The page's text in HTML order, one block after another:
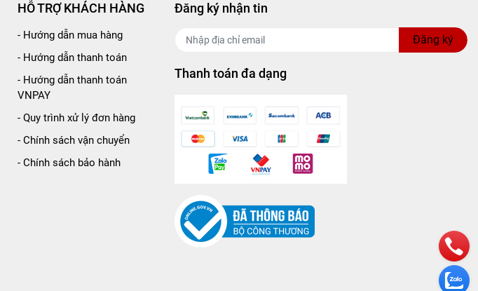
công nghệ tiên tiến, với nguyên liệu
HỖ TRỢ KHÁCH HÀNG
- Hướng dẫn mua hàng
- Hướng dẫn thanh toán
- Hướng dẫn thanh toán
VNPAY
- Quy trình xử lý đơn hàng
- Chính sách vận chuyển
- Chính sách bảo hành
Đăng ký nhận tin
Đăng ký
Thanh toán đa dạng